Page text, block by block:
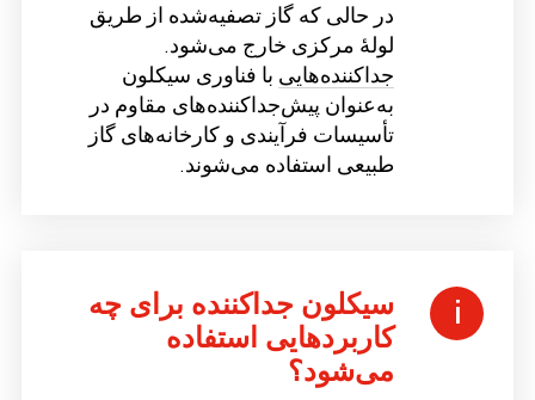
در حالی که گاز تصفیه‌شده از طریق
لولهٔ مرکزی خارج می‌شود.
جداکننده‌هایی با فناوری سیکلون
به‌عنوان پیش‌جداکننده‌های مقاوم در
تأسیسات فرآیندی و کارخانه‌های گاز
طبیعی استفاده می‌شوند.
سیکلون جداکننده برای چه
کاربردهایی استفاده
می‌شود؟